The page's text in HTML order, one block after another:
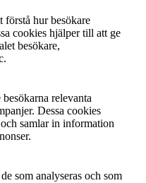
förstå hur besökare
cookies hjälper till att ge
besökare,
relevanta
Dessa cookies
samlar in information
som analyseras och som